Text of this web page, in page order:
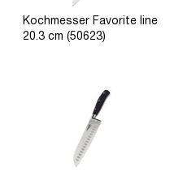
Kochmesser Favorite line
20.3 cm (50623)